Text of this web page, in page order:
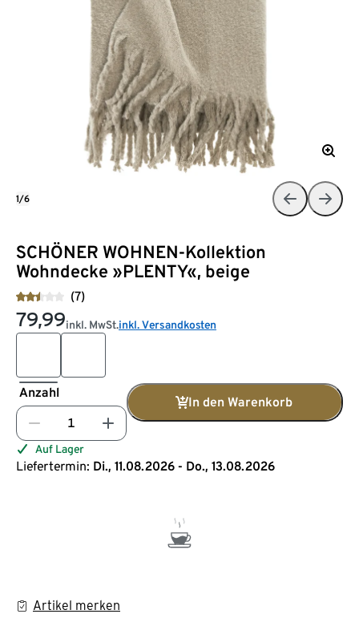
SCHÖNER WOHNEN-Kollektion
Wohndecke »PLENTY«, beige
(7)
79,99inkl. MwSt.inkl. Versandkosten
Anzahl
In den Warenkorb
Auf Lager
Liefertermin: Di., 11.08.2026 - Do., 13.08.2026
Artikel merken
1/6